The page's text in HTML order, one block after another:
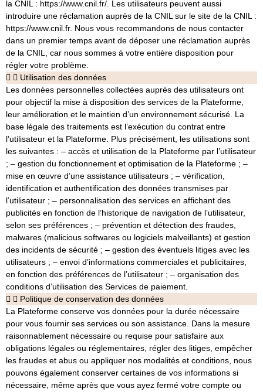
la CNIL : https://www.cnil.fr/. Les utilisateurs peuvent aussi
introduire une réclamation auprès de la CNIL sur le site de la CNIL :
https://www.cnil.fr. Nous vous recommandons de nous contacter
dans un premier temps avant de déposer une réclamation auprès
de la CNIL, car nous sommes à votre entière disposition pour
régler votre problème.
Utilisation des données
Les données personnelles collectées auprès des utilisateurs ont
pour objectif la mise à disposition des services de la Plateforme,
leur amélioration et le maintien d’un environnement sécurisé. La
base légale des traitements est l’exécution du contrat entre
l’utilisateur et la Plateforme. Plus précisément, les utilisations sont
les suivantes : – accès et utilisation de la Plateforme par l’utilisateur
; – gestion du fonctionnement et optimisation de la Plateforme ; –
mise en œuvre d’une assistance utilisateurs ; – vérification,
identification et authentification des données transmises par
l’utilisateur ; – personnalisation des services en affichant des
publicités en fonction de l’historique de navigation de l’utilisateur,
selon ses préférences ; – prévention et détection des fraudes,
malwares (malicious softwares ou logiciels malveillants) et gestion
des incidents de sécurité ; – gestion des éventuels litiges avec les
utilisateurs ; – envoi d’informations commerciales et publicitaires,
en fonction des préférences de l’utilisateur ; – organisation des
conditions d’utilisation des Services de paiement.
Politique de conservation des données
La Plateforme conserve vos données pour la durée nécessaire
pour vous fournir ses services ou son assistance. Dans la mesure
raisonnablement nécessaire ou requise pour satisfaire aux
obligations légales ou réglementaires, régler des litiges, empêcher
les fraudes et abus ou appliquer nos modalités et conditions, nous
pouvons également conserver certaines de vos informations si
nécessaire, même après que vous ayez fermé votre compte ou